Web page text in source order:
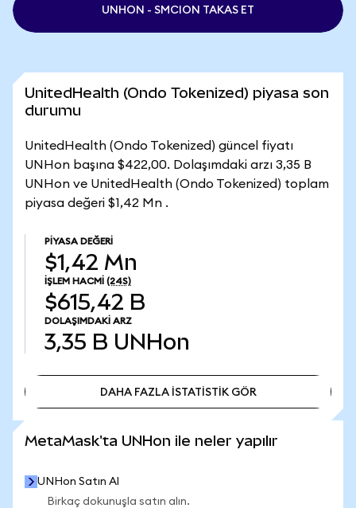
UNHON - SMCION TAKAS ET
UnitedHealth (Ondo Tokenized) piyasa son
durumu
UnitedHealth (Ondo Tokenized) güncel fiyatı
UNHon başına $422,00. Dolaşımdaki arzı 3,35 B
UNHon ve UnitedHealth (Ondo Tokenized) toplam
piyasa değeri $1,42 Mn .
PIYASA DEĞERI
$1,42 Mn
İŞLEM HACMI (24S)
$615,42 B
DOLAŞIMDAKI ARZ
3,35 B UNHon
DAHA FAZLA İSTATİSTİK GÖR
MetaMask'ta UNHon ile neler yapılır
UNHon Satın Al
Birkaç dokunuşla satın alın.